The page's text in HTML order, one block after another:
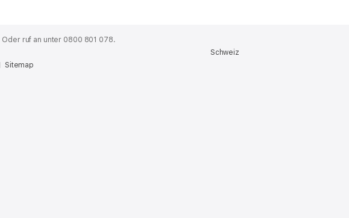
Oder ruf an unter 0800 801 078.
Schweiz
Sitemap